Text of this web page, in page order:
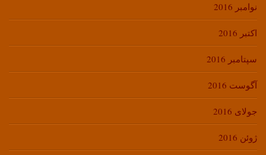
نوامبر 2016
اکتبر 2016
سپتامبر 2016
آگوست 2016
جولای 2016
ژوئن 2016